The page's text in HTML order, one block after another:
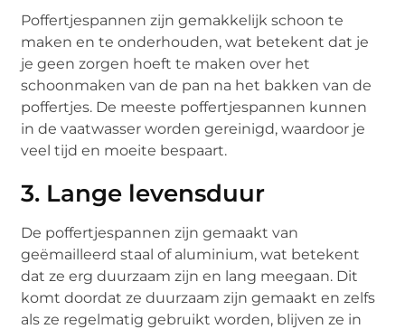
Poffertjespannen zijn gemakkelijk schoon te
maken en te onderhouden, wat betekent dat je
je geen zorgen hoeft te maken over het
schoonmaken van de pan na het bakken van de
poffertjes. De meeste poffertjespannen kunnen
in de vaatwasser worden gereinigd, waardoor je
veel tijd en moeite bespaart.
3. Lange levensduur
De poffertjespannen zijn gemaakt van
geëmailleerd staal of aluminium, wat betekent
dat ze erg duurzaam zijn en lang meegaan. Dit
komt doordat ze duurzaam zijn gemaakt en zelfs
als ze regelmatig gebruikt worden, blijven ze in